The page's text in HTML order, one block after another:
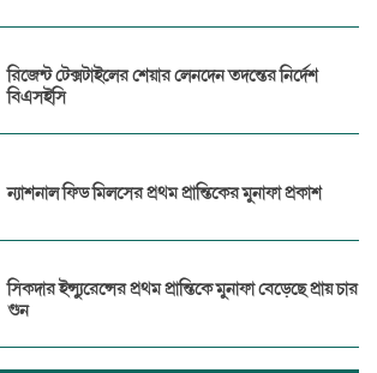
রিজেন্ট টেক্সটাইলের শেয়ার লেনদেন তদন্তের নির্দেশ
বিএসইসি
ন্যাশনাল ফিড মিলসের প্রথম প্রান্তিকের মুনাফা প্রকাশ
সিকদার ইন্স্যুরেন্সের প্রথম প্রান্তিকে মুনাফা বেড়েছে প্রায় চার
গুন